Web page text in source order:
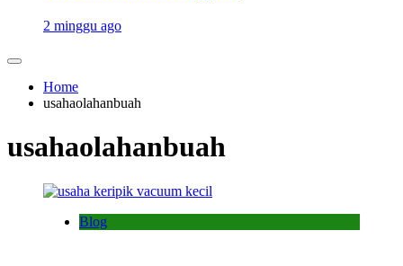
2 minggu ago
Home
usahaolahanbuah
usahaolahanbuah
Blog